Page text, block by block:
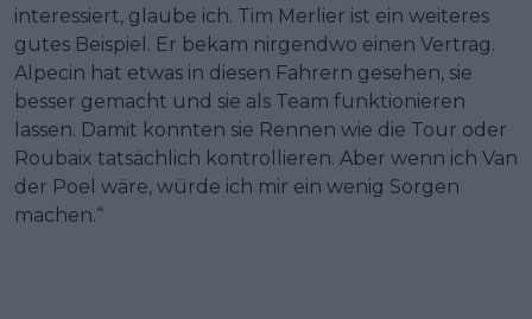
interessiert, glaube ich. Tim Merlier ist ein weiteres
gutes Beispiel. Er bekam nirgendwo einen Vertrag.
Alpecin hat etwas in diesen Fahrern gesehen, sie
besser gemacht und sie als Team funktionieren
lassen. Damit konnten sie Rennen wie die Tour oder
Roubaix tatsächlich kontrollieren. Aber wenn ich Van
der Poel wäre, würde ich mir ein wenig Sorgen
machen.“